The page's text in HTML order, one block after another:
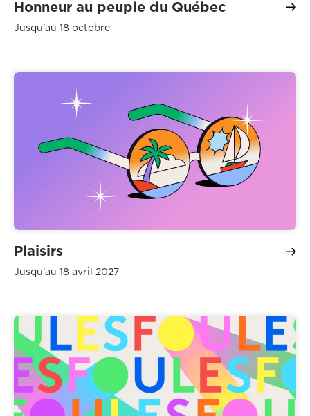
Honneur au peuple du Québec
Jusqu'au 18 octobre
Plaisirs
Jusqu'au 18 avril 2027